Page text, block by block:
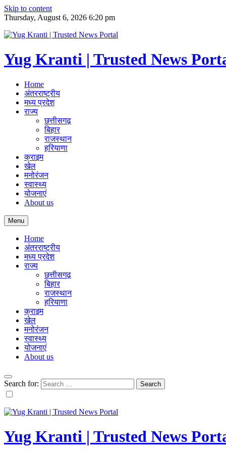
Skip to content
Thursday, August 6, 2026 6:20 pm
Yug Kranti | Trusted News
Home
अंतरराष्ट्रीय
मध्य प्रदेश
राज्य
छत्तीसगढ़
बिहार
राजस्थान
हरियाणा
क्राइम
खेल
मनोरंजन
स्वास्थ्य
योजनाएं
About us
Menu
Home
अंतरराष्ट्रीय
मध्य प्रदेश
राज्य
छत्तीसगढ़
बिहार
राजस्थान
हरियाणा
क्राइम
खेल
मनोरंजन
स्वास्थ्य
योजनाएं
About us
Search for:
Yug Kranti | Trusted News